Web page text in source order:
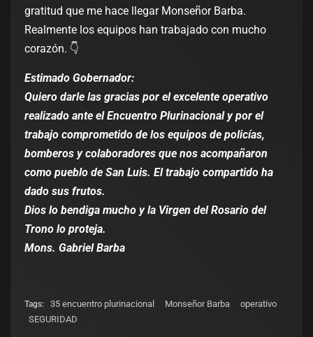
gratitud que me hace llegar Monseñor Barba.
Realmente los equipos han trabajado con mucho
corazón. 👇
Estimado Gobernador:
Quiero darle las gracias por el excelente operativo
realizado ante el Encuentro Plurinacional y por el
trabajo comprometido de los equipos de policías,
bomberos y colaboradores que nos acompañaron
como pueblo de San Luis. El trabajo compartido ha
dado sus frutos.
Dios lo bendiga mucho y la Virgen del Rosario del
Trono lo proteja.
Mons. Gabriel Barba
Tags: 35 encuentro plurinacional Monseñor Barba
operativo
SEGURIDAD